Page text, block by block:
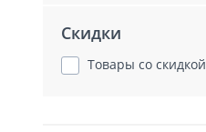
Скидки
Товары со скидкой